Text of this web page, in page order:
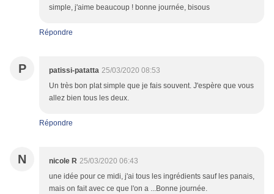
simple, j'aime beaucoup ! bonne journée, bisous
Répondre
P patissi-patatta 25/03/2020 08:53
Un très bon plat simple que je fais souvent. J'espère que vous
allez bien tous les deux.
Répondre
N nicole R 25/03/2020 06:43
une idée pour ce midi, j'ai tous les ingrédients sauf les panais,
mais on fait avec ce que l'on a ...Bonne journée.